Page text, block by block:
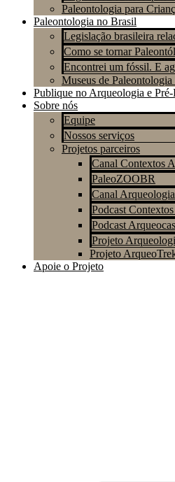
Paleontologia para
Paleontologia no Brasil
Legislação brasileira
Como se tornar
Encontrei um fóssil. E
Museus de
Publique no Arqueologia e
Sobre nós
Equipe
Nossos serviços
Projetos parceiros
Canal Contextos
PaleoZOOBR
Canal
Podcast
Podcast
Projeto
Projeto
Apoie o Projeto